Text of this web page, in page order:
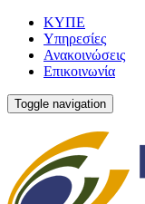
ΚΥΠΕ
Υπηρεσίες
Ανακοινώσεις
Επικοινωνία
Toggle navigation